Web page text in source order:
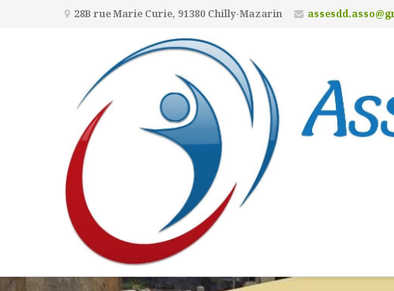
28B rue Marie Curie, 91380 Chilly-Mazarin